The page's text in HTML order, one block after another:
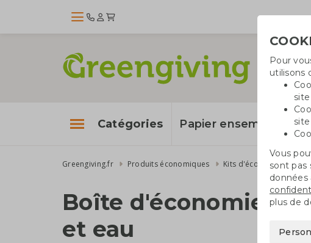
Catégories Papier ensemencé
Greengiving.fr Produits économiques Kits d'économie
Boîte d'économie
et eau
Pour
utilisons
site
site
Vous
sont pas
données
plus de